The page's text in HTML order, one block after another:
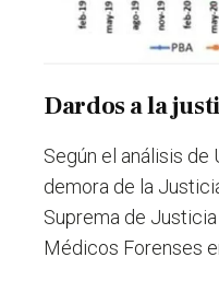
Dardos a la
Según el análisis de
demora de la
Suprema de
Médicos Forenses